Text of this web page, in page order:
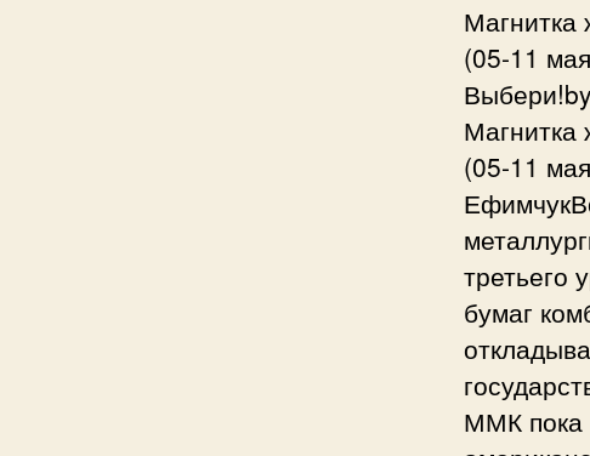
(05-11
Выбери!by
(05-11
третьего
бумаг
ММК пока